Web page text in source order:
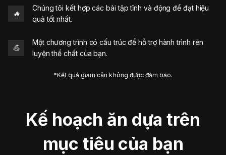
🔥
Chúng tôi kết hợp các bài tập tĩnh và động để đạt hiệu
quả tốt nhất.
💪
Một chương trình có cấu trúc để hỗ trợ hành trình rèn
luyện thể chất của bạn.
*Kết quả giảm cân không được đảm bảo.
Kế hoạch ăn dựa trên
mục tiêu của bạn